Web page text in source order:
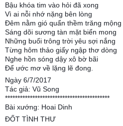
Bậu khóa tim vào hỏi đã xong
Vì ai nỗi nhớ nặng bên lòng
Đêm nằm gió quẩn thềm trăng mộng
Sáng dõi sương tàn mặt biển mong
Những buổi trông trời yêu sợi nắng
Từng hôm thảo giấy ngập thơ dòng
Nghe hồn sóng dậy xô bờ bãi
Để ước mơ về lặng lẽ đong.
Ngày 6/7/2017
Tác giả: Vũ Song
******************************************
Bài xướng: Hoai Dinh
ĐỐT TÌNH THƯ